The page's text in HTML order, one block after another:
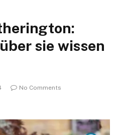
sie wissen
No Comments